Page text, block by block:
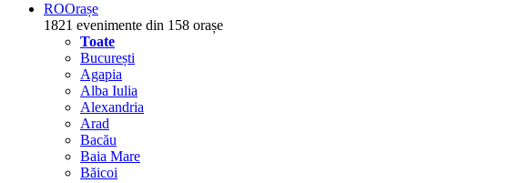
ROOrașe
1821 evenimente din 158 orașe
Toate
București
Agapia
Alba Iulia
Alexandria
Arad
Bacău
Baia Mare
Băicoi